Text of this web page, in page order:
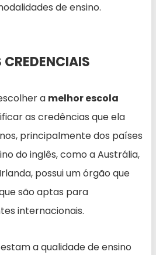
de ensino.
CREDENCIAIS
a melhor escola
as credências que ela
principalmente dos países
do inglês, como a Austrália,
possui um órgão que
são aptas para
internacionais.
a qualidade de ensino